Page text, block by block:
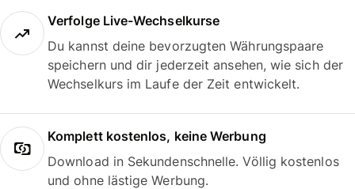
Verfolge Live-Wechselkurse
Du kannst deine bevorzugten Währungspaare
speichern und dir jederzeit ansehen, wie sich der
Wechselkurs im Laufe der Zeit entwickelt.
Komplett kostenlos, keine Werbung
Download in Sekundenschnelle. Völlig kostenlos
und ohne lästige Werbung.